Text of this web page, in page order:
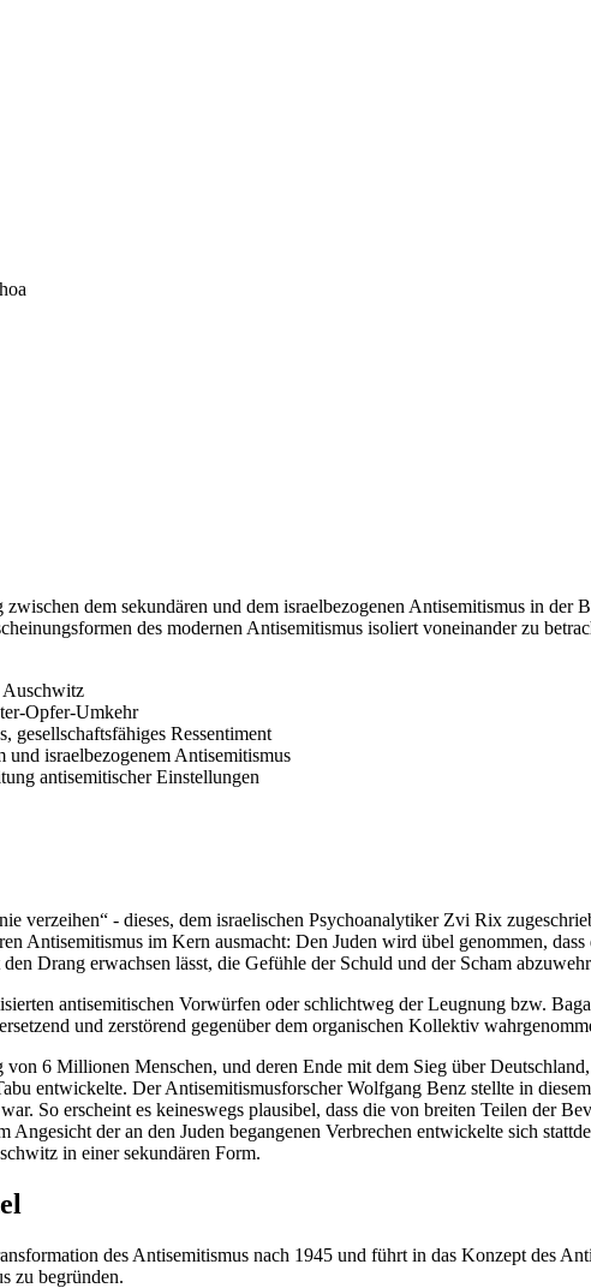
dem sekundären und dem israelbezogenen Antisemitismus in
des modernen Antisemitismus isoliert voneinander zu
Auschwitz
Opfer-Umkehr
gesellschaftsfähiges Ressentiment
und israelbezogenem Antisemitismus
antisemitischer Einstellungen
verzeihen“ - dieses, dem israelischen Psychoanalytiker Zvi Rix
Antisemitismus im Kern ausmacht: Den Juden wird übel genommen,
Drang erwachsen lässt, die Gefühle der Schuld und der Scham
antisemitischen Vorwürfen oder schlichtweg der Leugnung bzw.
und zerstörend gegenüber dem organischen Kollektiv
6 Millionen Menschen, und deren Ende mit dem Sieg über
entwickelte. Der Antisemitismusforscher Wolfgang Benz stellte in
So erscheint es keineswegs plausibel, dass die von breiten Teilen der
der an den Juden begangenen Verbrechen entwickelte sich
in einer sekundären Form.
des Antisemitismus nach 1945 und führt in das Konzept des
zu begründen.